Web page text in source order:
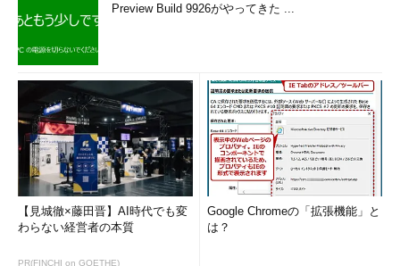
Preview Build 9926がやってきた ...
【見城徹×藤田晋】AI時代でも変
わらない経営者の本質
PR(FINCHI on GOETHE)
Google Chromeの「拡張機能」と
は？